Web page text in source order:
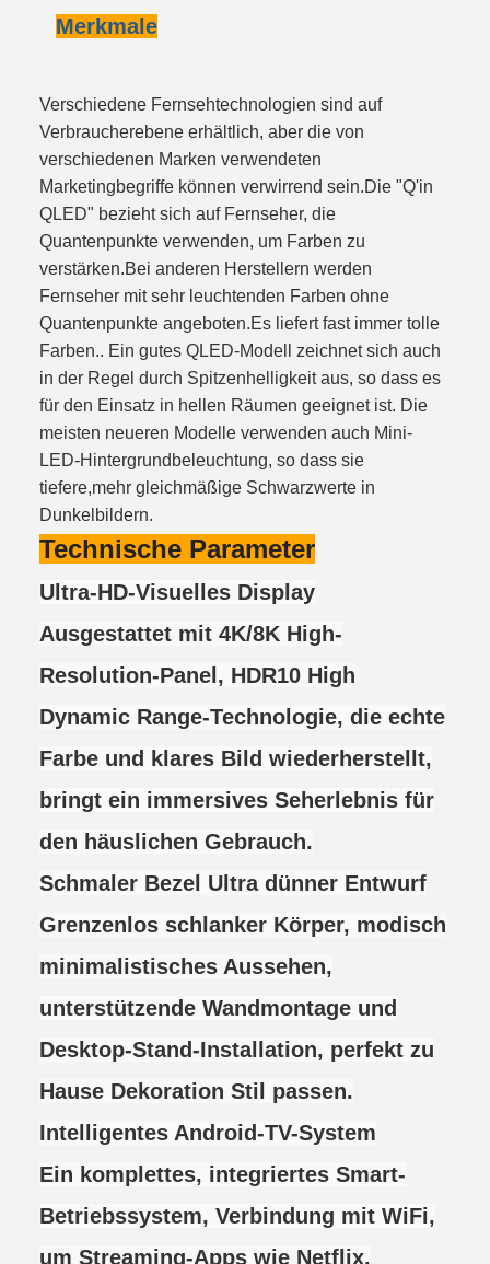
Merkmale
Verschiedene Fernsehtechnologien sind auf
Verbraucherebene erhältlich, aber die von
verschiedenen Marken verwendeten
Marketingbegriffe können verwirrend sein.Die "Q'in
QLED" bezieht sich auf Fernseher, die
Quantenpunkte verwenden, um Farben zu
verstärken.Bei anderen Herstellern werden
Fernseher mit sehr leuchtenden Farben ohne
Quantenpunkte angeboten.Es liefert fast immer tolle
Farben.. Ein gutes QLED-Modell zeichnet sich auch
in der Regel durch Spitzenhelligkeit aus, so dass es
für den Einsatz in hellen Räumen geeignet ist. Die
meisten neueren Modelle verwenden auch Mini-
LED-Hintergrundbeleuchtung, so dass sie
tiefere,mehr gleichmäßige Schwarzwerte in
Dunkelbildern.
Technische Parameter
Ultra-HD-Visuelles Display
Ausgestattet mit 4K/8K High-
Resolution-Panel, HDR10 High
Dynamic Range-Technologie, die echte
Farbe und klares Bild wiederherstellt,
bringt ein immersives Seherlebnis für
den häuslichen Gebrauch.
Schmaler Bezel Ultra dünner Entwurf
Grenzenlos schlanker Körper, modisch
minimalistisches Aussehen,
unterstützende Wandmontage und
Desktop-Stand-Installation, perfekt zu
Hause Dekoration Stil passen.
Intelligentes Android-TV-System
Ein komplettes, integriertes Smart-
Betriebssystem, Verbindung mit WiFi,
um Streaming-Apps wie Netflix,